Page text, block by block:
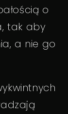
o
tak aby
a nie go